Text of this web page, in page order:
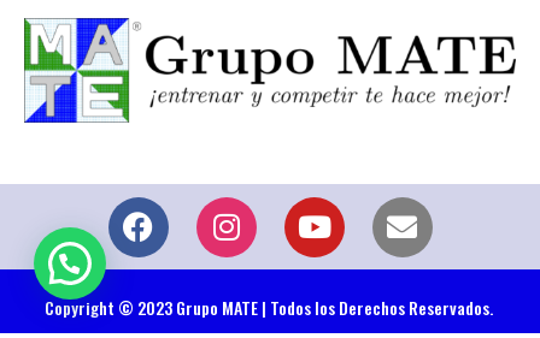
Copyright © 2023 Grupo MATE | Todos los Derechos Reservados.